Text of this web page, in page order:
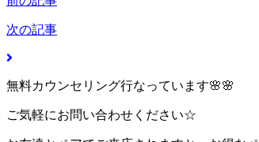
次の記事
無料カウンセリング行なっています🌸🌸
ご気軽にお問い合わせください☆